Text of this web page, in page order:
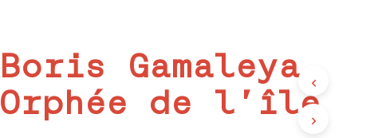
Boris Gamaleya,
Orphée de l’île